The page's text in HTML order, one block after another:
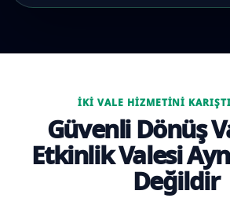
İKI VALE HIZMETINI
Güvenli Dönüş
Etkinlik Valesi
Değildir